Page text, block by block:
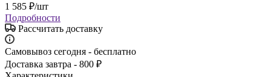
1 585 ₽/шт
Подробности
Рассчитать доставку
Самовывоз сегодня - бесплатно
Доставка завтра - 800 ₽